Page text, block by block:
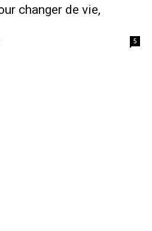
changer de vie,
5